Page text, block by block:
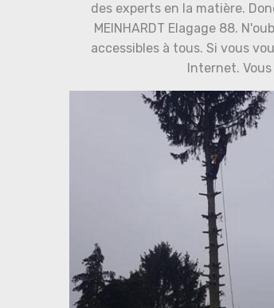
des experts en la matière.
MEINHARDT Elagage 88.
accessibles à tous. Si vous
Internet.